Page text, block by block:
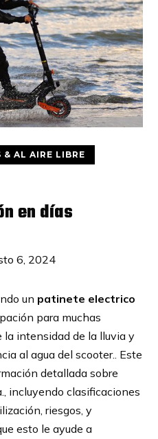
& AL AIRE LIBRE
en días
6, 2024
un patinete electrico
para muchas
la intensidad de la lluvia y
al agua del scooter.. Este
detallada sobre
incluyendo clasificaciones
riesgos, y
esto le ayude a